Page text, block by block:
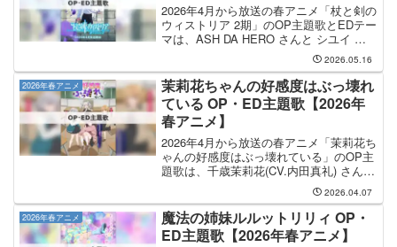
2026年4月から放送の春アニメ「杖と剣の
ウィストリア 2期」のOP主題歌とEDテー
マは、ASH DA HERO さんと シユイ さ
んが担当します。OP主題歌の担当はASH
「BELIEVERS」です。ASH D...
2026.05.16
2026年春アニメ
茉莉花ちゃんの好感度はぶっ壊れ
ている OP・ED主題歌【2026年
春アニメ】
2026年4月から放送の春アニメ「茉莉花ち
ゃんの好感度はぶっ壊れている」のOP主
題歌は、千歳茉莉花(CV.内田真礼) さんが
担当します。気になるところまで読み飛
ばす OP主題歌を見る ED曲を見る 動画
配信サイトを確認する茉莉花ちゃんの好
感...
2026.04.07
2026年春アニメ
魔法の姉妹ルルットリリィ OP・
ED主題歌【2026年春アニメ】